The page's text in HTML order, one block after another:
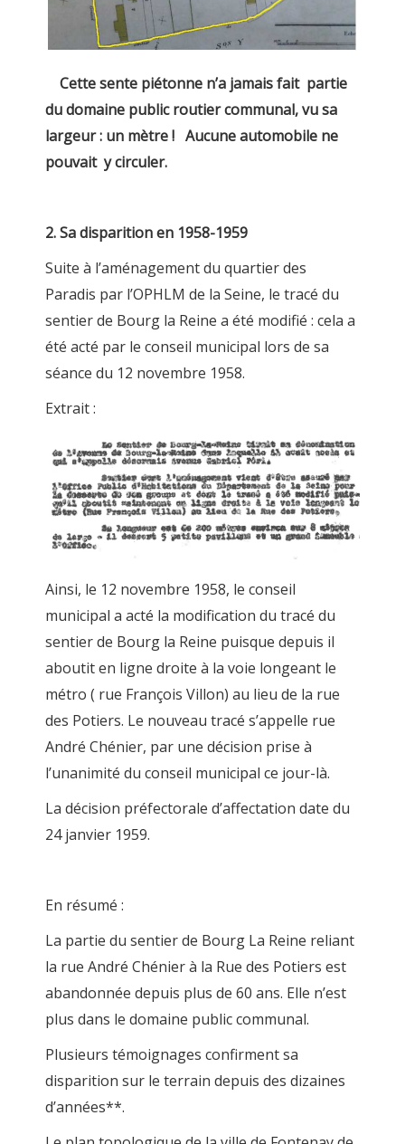
Cette sente piétonne n’a jamais fait partie
du domaine public routier communal, vu sa
largeur : un mètre ! Aucune automobile ne
pouvait y circuler.
2. Sa disparition en 1958-1959
Suite à l’aménagement du quartier des
Paradis par l’OPHLM de la Seine, le tracé du
sentier de Bourg la Reine a été modifié : cela a
été acté par le conseil municipal lors de sa
séance du 12 novembre 1958.
Extrait :
Ainsi, le 12 novembre 1958, le conseil
municipal a acté la modification du tracé du
sentier de Bourg la Reine puisque depuis il
aboutit en ligne droite à la voie longeant le
métro ( rue François Villon) au lieu de la rue
des Potiers. Le nouveau tracé s’appelle rue
André Chénier, par une décision prise à
l’unanimité du conseil municipal ce jour-là.
La décision préfectorale d’affectation date du
24 janvier 1959.
En résumé :
La partie du sentier de Bourg La Reine reliant
la rue André Chénier à la Rue des Potiers est
abandonnée depuis plus de 60 ans. Elle n’est
plus dans le domaine public communal.
Plusieurs témoignages confirment sa
disparition sur le terrain depuis des dizaines
d’années**.